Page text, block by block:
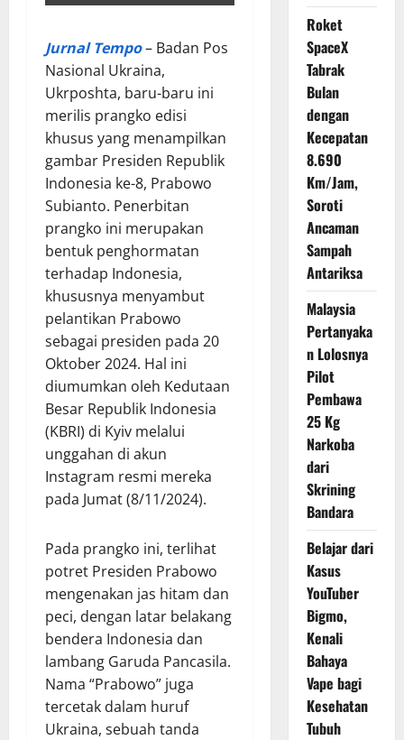
Jurnal Tempo– Badan Pos
Nasional Ukraina,
Ukrposhta, baru-baru ini
merilis prangko edisi
khusus yang menampilkan
gambar Presiden Republik
Indonesia ke-8, Prabowo
Subianto. Penerbitan
prangko ini merupakan
bentuk penghormatan
terhadap Indonesia,
khususnya menyambut
pelantikan Prabowo
sebagai presiden pada 20
Oktober 2024. Hal ini
diumumkan oleh Kedutaan
Besar Republik Indonesia
(KBRI) di Kyiv melalui
unggahan di akun
Instagram resmi mereka
pada Jumat (8/11/2024).
Pada prangko ini, terlihat
potret Presiden Prabowo
mengenakan jas hitam dan
peci, dengan latar belakang
bendera Indonesia dan
lambang Garuda Pancasila.
Nama “Prabowo” juga
tercetak dalam huruf
Ukraina, sebuah tanda
Roket
SpaceX
Tabrak
Bulan
dengan
Kecepatan
8.690
Km/Jam,
Soroti
Ancaman
Sampah
Antariksa
Malaysia
Pertanyaka
n Lolosnya
Pilot
Pembawa
25 Kg
Narkoba
dari
Skrining
Bandara
Belajar dari
Kasus
YouTuber
Bigmo,
Kenali
Bahaya
Vape bagi
Kesehatan
Tubuh